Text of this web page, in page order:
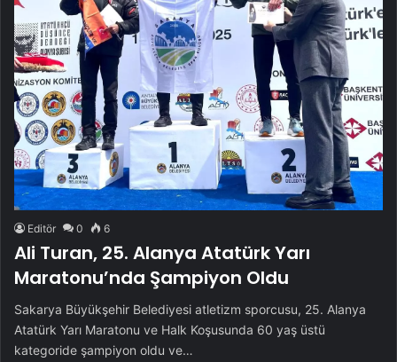
Editör 0 6
Ali Turan, 25. Alanya Atatürk Yarı
Maratonu’nda Şampiyon Oldu
Sakarya Büyükşehir Belediyesi atletizm sporcusu, 25. Alanya
Atatürk Yarı Maratonu ve Halk Koşusunda 60 yaş üstü
kategoride şampiyon oldu ve…